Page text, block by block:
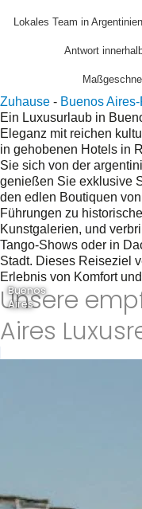
Lokales Team in
Antwort
Zuhause - Buenos
Ein Luxusurlaub in
Eleganz mit reichen
in gehobenen Hotels in
Sie sich von der
genießen Sie exklusive
den edlen Boutiquen
Führungen zu
Kunstgalerien, und
Tango-Shows oder in
Stadt. Dieses Reiseziel
Erlebnis von Komfort
Unsere
Aires
Buenos
Aires